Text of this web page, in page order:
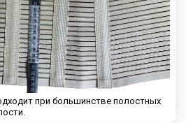
при большинстве полостных